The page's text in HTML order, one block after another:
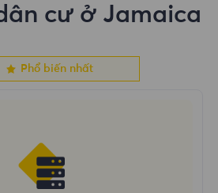
cư ở Jamaica
Phổ biến nhất